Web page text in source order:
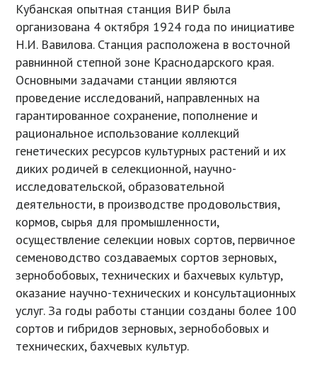
Кубанская опытная станция ВИР была
организована 4 октября 1924 года по инициативе
Н.И. Вавилова. Станция расположена в восточной
равнинной степной зоне Краснодарского края.
Основными задачами станции являются
проведение исследований, направленных на
гарантированное сохранение, пополнение и
рациональное использование коллекций
генетических ресурсов культурных растений и их
диких родичей в селекционной, научно-
исследовательской, образовательной
деятельности, в производстве продовольствия,
кормов, сырья для промышленности,
осуществление селекции новых сортов, первичное
семеноводство создаваемых сортов зерновых,
зернобобовых, технических и бахчевых культур,
оказание научно-технических и консультационных
услуг. За годы работы станции созданы более 100
сортов и гибридов зерновых, зернобобовых и
технических, бахчевых культур.